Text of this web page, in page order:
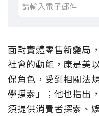
面對實體零售新變局
社會的動能，康是美
保角色，受到相關法
學摸索」；他也指出
須提供消費者探索、